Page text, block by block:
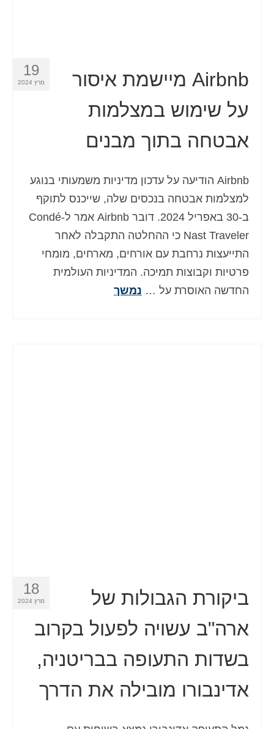
19
מרץ 2024
Airbnb מיישמת איסור
על שימוש במצלמות
אבטחה בתוך מבנים
Airbnb הודיעה על עדכון מדיניות משמעותי בנוגע
למצלמות אבטחה בנכסים שלה, שייכנס לתוקף
ב-30 באפריל 2024. דובר Airbnb אמר ל-Condé
Nast Traveler כי ההחלטה התקבלה לאחר
התייעצות נרחבת עם אורחים, מארחים, מומחי
פרטיות וקבוצות תמיכה. המדיניות העולמית
החדשה האוסרת על … נמשך
18
מרץ 2024
ביקורת הגבולות של
ארה"ב עשויה לפעול בקרוב
בשדות התעופה בבריטניה,
אדינבורו מובילה את הדרך